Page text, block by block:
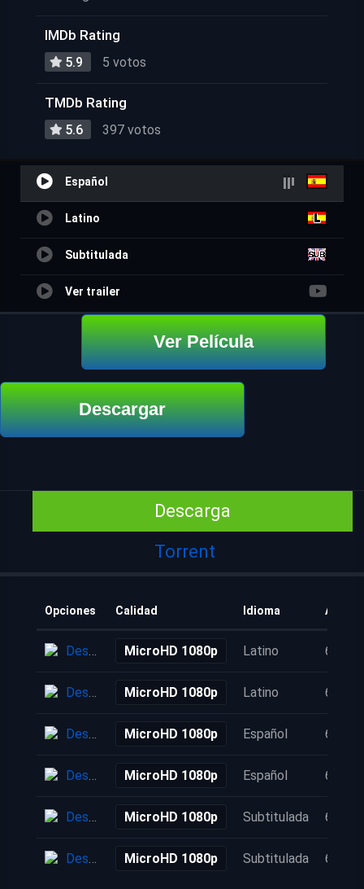
IMDb Rating
5.9 5 votos
TMDb Rating
5.6 397 votos
Español
Latino
Subtitulada
Ver trailer
Ver Película
Descargar
Descarga
Torrent
Opciones Calidad Idioma
Descarga MicroHD 1080p Latino 6 años
Descarga MicroHD 1080p Latino 6 años
Descarga MicroHD 1080p Español 6 años
Descarga MicroHD 1080p Español 6 años
Descarga MicroHD 1080p Subtitulada 6 años
Descarga MicroHD 1080p Subtitulada 6 años